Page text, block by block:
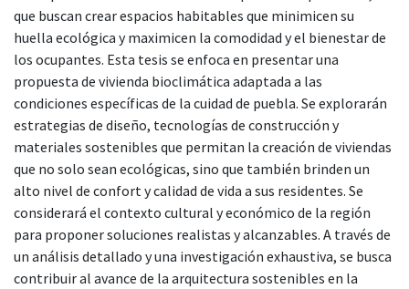
que buscan crear espacios habitables que minimicen su
huella ecológica y maximicen la comodidad y el bienestar de
los ocupantes. Esta tesis se enfoca en presentar una
propuesta de vivienda bioclimática adaptada a las
condiciones específicas de la cuidad de puebla. Se explorarán
estrategias de diseño, tecnologías de construcción y
materiales sostenibles que permitan la creación de viviendas
que no solo sean ecológicas, sino que también brinden un
alto nivel de confort y calidad de vida a sus residentes. Se
considerará el contexto cultural y económico de la región
para proponer soluciones realistas y alcanzables. A través de
un análisis detallado y una investigación exhaustiva, se busca
contribuir al avance de la arquitectura sostenibles en la